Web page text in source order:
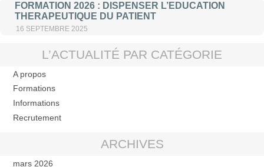
FORMATION 2026 : DISPENSER L’EDUCATION
THERAPEUTIQUE DU PATIENT
16 SEPTEMBRE 2025
L’ACTUALITÉ PAR CATÉGORIE
A propos
Formations
Informations
Recrutement
ARCHIVES
mars 2026